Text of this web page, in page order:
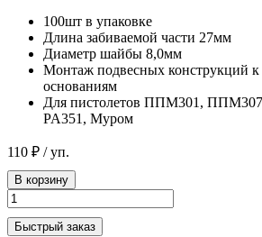
100шт в упаковке
Длина забиваемой части 27мм
Диаметр шайбы 8,0мм
Монтаж подвесных конструкций
основаниям
Для пистолетов ППМ301,
PA351, Муром
110 ₽ / уп.
В корзину
Быстрый заказ